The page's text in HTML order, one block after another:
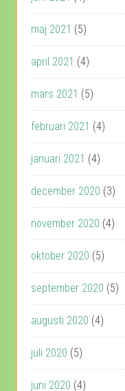
maj 2021 (5)
april 2021 (4)
mars 2021 (5)
februari 2021 (4)
januari 2021 (4)
december 2020 (3)
november 2020 (4)
oktober 2020 (5)
september 2020 (5)
augusti 2020 (4)
juli 2020 (5)
juni 2020 (4)